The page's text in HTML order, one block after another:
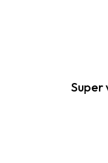
Super